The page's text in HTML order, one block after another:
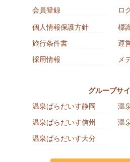
会員登録
ロ
個人情報保護方針
標
旅行条件書
運
採用情報
メ
グループサ
温泉ぱらだいす静岡
温
温泉ぱらだいす信州
温
温泉ぱらだいす大分